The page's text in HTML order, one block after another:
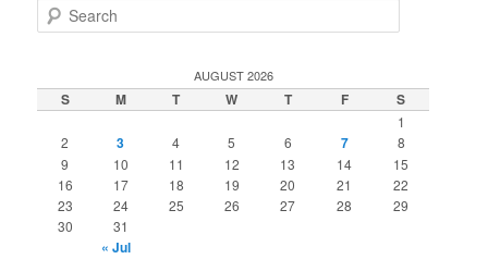
e
c
h
AUGUST 2026
S M T W T F S
1
2
3 4 5 6 7
8
9
10 11 12 13 14
15
16
17 18 19 20 21
22
23
24 25 26 27 28
29
30
31
« Jul